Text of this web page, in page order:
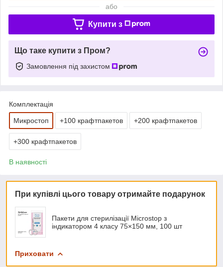
або
Купити з
Що таке купити з Пром?
Замовлення під захистом
Комплектація
Микростоп +100 крафтпакетов +200 крафтпакетов
+300 крафтпакетов
В наявності
При купівлі цього товару отримайте подарунок
Пакети для стерилізації Microstop з
індикатором 4 класу 75×150 мм, 100 шт
Приховати